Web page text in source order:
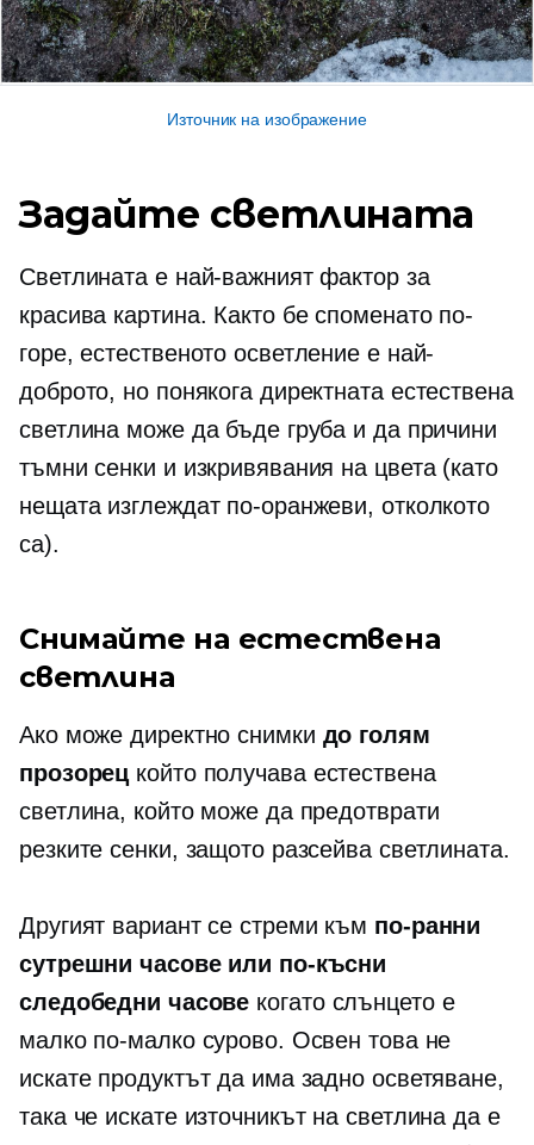
Източник на изображение
Задайте светлината
Светлината е най-важният фактор за
красива картина. Както бе споменато по-
горе, естественото осветление е най-
доброто, но понякога директната естествена
светлина може да бъде груба и да причини
тъмни сенки и изкривявания на цвета (като
нещата изглеждат по-оранжеви, отколкото
са).
Снимайте на естествена
светлина
Ако може директно снимки до голям
прозорецкойто получава естествена
светлина, който може да предотврати
резките сенки, защото разсейва светлината.
Другият вариант се стреми към по-ранни
сутрешни часове или по-късни
следобедни часове когато слънцето е
малко по-малко сурово. Освен това не
искате продуктът да има задно осветяване,
така че искате източникът на светлина да е